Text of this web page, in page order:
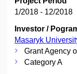
1/2018 - 12/2018
Investor /
Masaryk
Grant Agency
Category A